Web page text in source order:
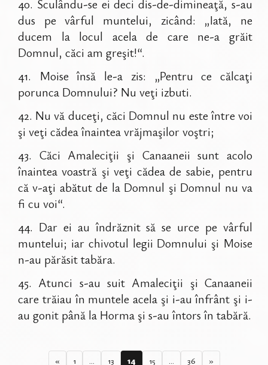
40. Sculându-se ei deci dis-de-dimineaţă, s-au
dus pe vârful muntelui, zicând: „Iată, ne
ducem la locul acela de care ne-a grăit
Domnul, căci am greşit!“.
41.
Moise însă le-a zis: „Pentru ce călcaţi
porunca Domnului? Nu veţi izbuti.
42. Nu vă duceţi, căci Domnul nu este între voi
şi veţi cădea înaintea vrăjmaşilor voştri;
43. Căci Amaleciţii şi Canaaneii sunt acolo
înaintea voastră şi veţi cădea de sabie, pentru
că v-aţi abătut de la Domnul şi Domnul nu va
fi cu voi“.
44. Dar ei au îndrăznit să se urce pe vârful
muntelui; iar chivotul legii Domnului şi Moise
n-au părăsit tabăra.
45. Atunci s-au suit Amaleciţii şi Canaaneii
care trăiau în muntele acela şi i-au înfrânt şi i-
au gonit până la Horma şi s-au întors în tabără.
« 1 ... 13 14 15 ... 36 »